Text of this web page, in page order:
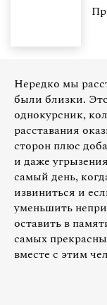
Нередко мы
были близки.
однокурсник,
расставания
сторон плюс
и даже
самый день,
извиниться и
уменьшить
оставить в
самых
вместе с этим